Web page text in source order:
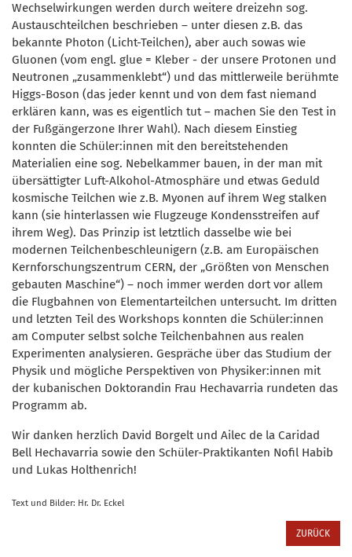
Wechselwirkungen werden durch weitere dreizehn sog.
Austauschteilchen beschrieben – unter diesen z.B. das
bekannte Photon (Licht-Teilchen), aber auch sowas wie
Gluonen (vom engl. glue = Kleber - der unsere Protonen und
Neutronen „zusammenklebt“) und das mittlerweile berühmte
Higgs-Boson (das jeder kennt und von dem fast niemand
erklären kann, was es eigentlich tut – machen Sie den Test in
der Fußgängerzone Ihrer Wahl). Nach diesem Einstieg
konnten die Schüler:innen mit den bereitstehenden
Materialien eine sog. Nebelkammer bauen, in der man mit
übersättigter Luft-Alkohol-Atmosphäre und etwas Geduld
kosmische Teilchen wie z.B. Myonen auf ihrem Weg stalken
kann (sie hinterlassen wie Flugzeuge Kondensstreifen auf
ihrem Weg). Das Prinzip ist letztlich dasselbe wie bei
modernen Teilchenbeschleunigern (z.B. am Europäischen
Kernforschungszentrum CERN, der „Größten von Menschen
gebauten Maschine“) – noch immer werden dort vor allem
die Flugbahnen von Elementarteilchen untersucht. Im dritten
und letzten Teil des Workshops konnten die Schüler:innen
am Computer selbst solche Teilchenbahnen aus realen
Experimenten analysieren. Gespräche über das Studium der
Physik und mögliche Perspektiven von Physiker:innen mit
der kubanischen Doktorandin Frau Hechavarria rundeten das
Programm ab.
Wir danken herzlich David Borgelt und Ailec de la Caridad
Bell Hechavarria sowie den Schüler-Praktikanten Nofil Habib
und Lukas Holthenrich!
Text und Bilder: Hr. Dr. Eckel
ZURÜCK